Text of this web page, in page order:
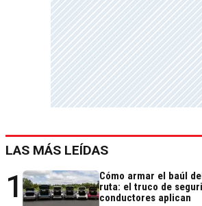
LAS MÁS LEÍDAS
1
Cómo armar el baúl
ruta: el truco de
conductores aplican